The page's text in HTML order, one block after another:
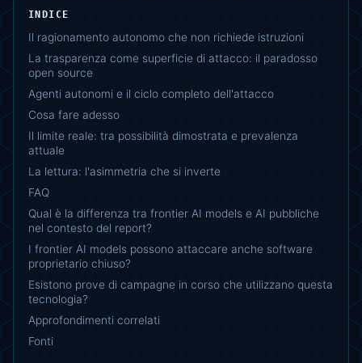
INDICE
Il ragionamento autonomo che non richiede istruzioni
La trasparenza come superficie di attacco: il paradosso
open source
Agenti autonomi e il ciclo completo dell'attacco
Cosa fare adesso
Il limite reale: tra possibilità dimostrata e prevalenza
attuale
La lettura: l'asimmetria che si inverte
FAQ
Qual è la differenza tra frontier AI models e AI pubbliche
nel contesto del report?
I frontier AI models possono attaccare anche software
proprietario chiuso?
Esistono prove di campagne in corso che utilizzano questa
tecnologia?
Approfondimenti correlati
Fonti